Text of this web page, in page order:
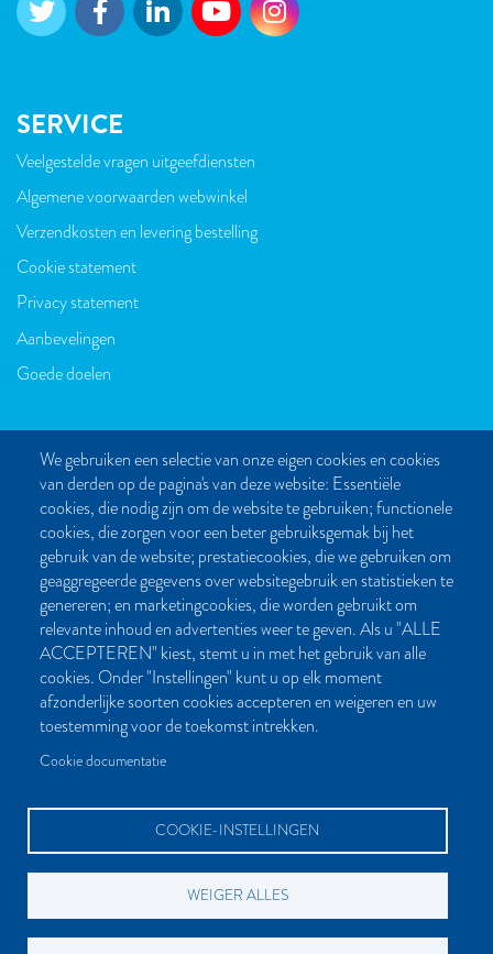
We gebruiken een selectie van onze eigen cookies en cookies
van derden op de pagina's van deze website: Essentiële
cookies, die nodig zijn om de website te gebruiken; functionele
cookies, die zorgen voor een beter gebruiksgemak bij het
gebruik van de website; prestatiecookies, die we gebruiken om
geaggregeerde gegevens over websitegebruik en statistieken te
genereren; en marketingcookies, die worden gebruikt om
relevante inhoud en advertenties weer te geven. Als u "ALLE
ACCEPTEREN" kiest, stemt u in met het gebruik van alle
cookies. Onder "Instellingen" kunt u op elk moment
afzonderlijke soorten cookies accepteren en weigeren en uw
toestemming voor de toekomst intrekken.
Cookie documentatie
COOKIE-INSTELLINGEN
WEIGER ALLES
SERVICE
VOET
Veelgestelde vragen uitgeefdiensten
Algemene voorwaarden webwinkel
Verzendkosten en levering bestelling
Cookie statement
Privacy statement
Aanbevelingen
Goede doelen
CONTACT
Post- en bezoekadres:
Kattegat 32-8
9723 JP Groningen
Nederland
Bellen:
050 851 80 41
Bereikbaar van maandag t/m vrijdag tussen 9.00 en 17.00 uur
info[at]palmslag.nl(algemene vragen)
BETAALMOGELIJKHEDEN